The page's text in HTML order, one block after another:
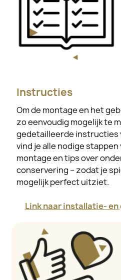
Instructies
Om de montage en het
zo eenvoudig mogelijk te
gedetailleerde instructies
vind je alle nodige
montage en tips over
conservering – zodat je
mogelijk perfect uitziet.
Link naar installatie-